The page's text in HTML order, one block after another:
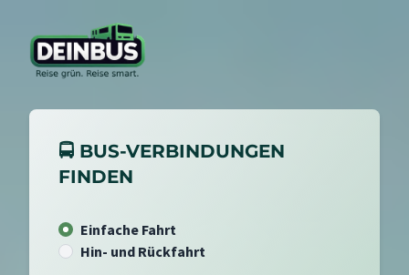
🚍 BUS-VERBINDUNGEN
FINDEN
Einfache Fahrt
Hin- und Rückfahrt